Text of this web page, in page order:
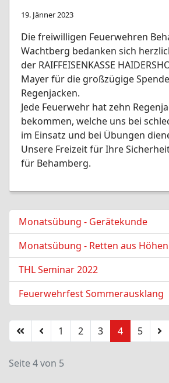
19. Jänner 2023
Die freiwilligen Feuerwehren
Wachtberg bedanken sich
der RAIFFEISENKASSE
Mayer für die großzügige
Regenjacken.
Jede Feuerwehr hat zehn
bekommen, welche uns bei
im Einsatz und bei Übungen
Unsere Freizeit für Ihre
für Behamberg.
Monatsübung - Gerätekunde
Monatsübung - Retten aus
THL Seminar 2022
Feuerwehrfest Sommerausklang
1 2 3 4 5
Seite 4 von 5